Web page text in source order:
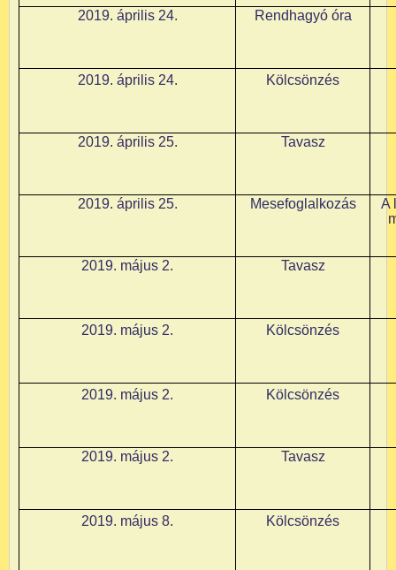
2019. április 24. Rendhagyó óra
2019. április 24. Kölcsönzés
2019. április 25. Tavasz
2019. április 25. Mesefoglalkozás
A
2019. május 2. Tavasz
2019. május 2. Kölcsönzés
2019. május 2. Kölcsönzés
2019. május 2. Tavasz
2019. május 8. Kölcsönzés